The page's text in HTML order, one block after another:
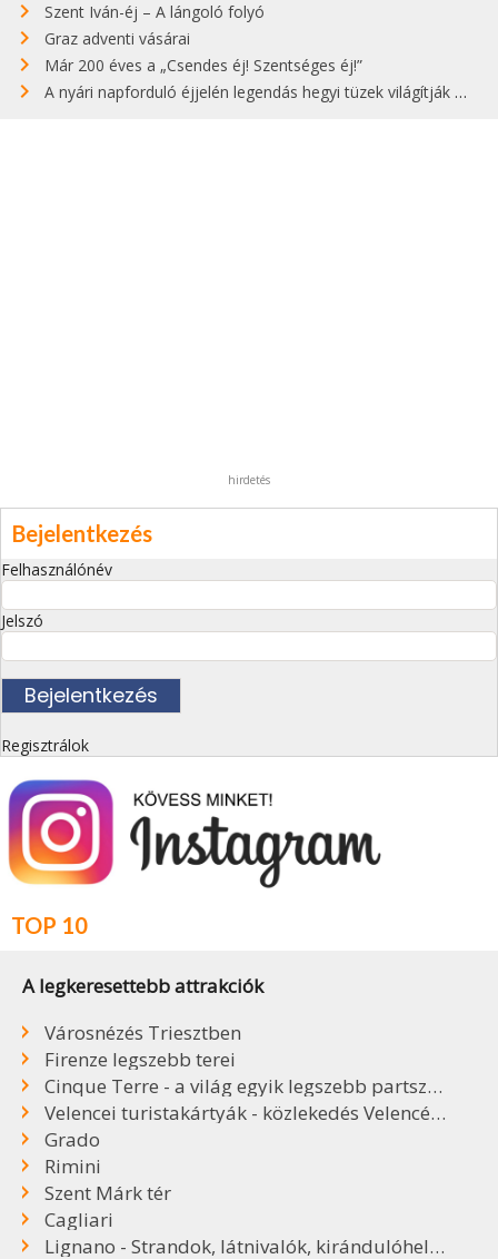
Szent Iván-éj – A lángoló folyó
Graz adventi vásárai
Már 200 éves a „Csendes éj! Szentséges éj!”
A nyári napforduló éjjelén legendás hegyi tüzek világítják meg Zugspitzét
hirdetés
Bejelentkezés
Felhasználónév
Jelszó
Regisztrálok
TOP 10
A legkeresettebb attrakciók
Városnézés Triesztben
Firenze legszebb terei
Cinque Terre - a világ egyik legszebb partszakasza
Velencei turistakártyák - közlekedés Velencében
Grado
Rimini
Szent Márk tér
Cagliari
Lignano - Strandok, látnivalók, kirándulóhelyek